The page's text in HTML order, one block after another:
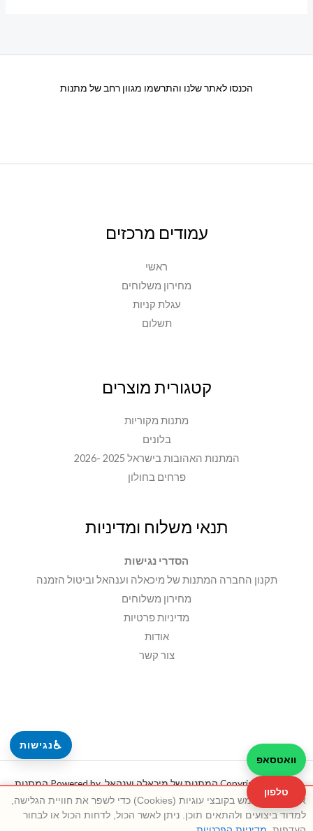
♿נגישות
הכנסו לאתר שלנו והתרשמו מגוון רחב של מתנות
עמודים מרכזים
ראשי
מחירון משלוחים
עגלת קניות
תשלום
קטגורית מוצרים
מתנות מקוריות
בלונים
המתנות האהובות בישראל 2025 -2026
פרחים בחולון
תנאי משלוח ומדיניות
הסדרי נגישות
תקנון החברה המתנות של מיכאלה וענהאל וביטול הזמנה
מחירון משלוחים
מדיניות פרטיות
אודות
צור קשר
Copyright © 2026 המתנות של מיכאלה וענהאל. Powered by המתנות
של מיכאלה וענהאל.
וואטסאפ
טלפון
אתר זה משתמש בקובצי עוגיות (Cookies) כדי לשפר את חוויית הגלישה,
למדוד ביצועים ולהתאים תוכן. ניתן לאשר הכול, לדחות הכול או לבחור